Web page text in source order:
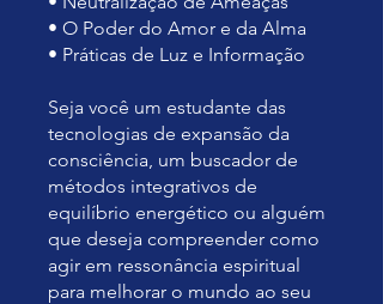
• O Poder do Amor e da Alma
• Práticas de Luz e Informação
Seja você um estudante das
tecnologias de expansão da
consciência, um buscador de
métodos integrativos de
equilíbrio energético ou alguém
que deseja compreender como
agir em ressonância espiritual
para melhorar o mundo ao seu